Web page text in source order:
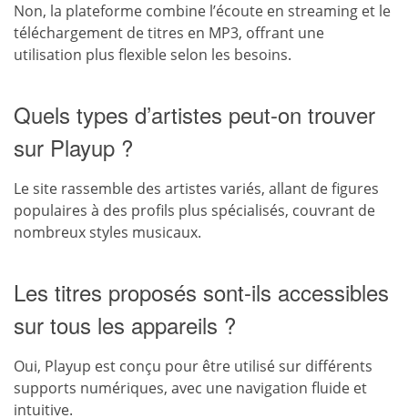
Non, la plateforme combine l’écoute en streaming et le
téléchargement de titres en MP3, offrant une
utilisation plus flexible selon les besoins.
Quels types d’artistes peut-on trouver
sur Playup ?
Le site rassemble des artistes variés, allant de figures
populaires à des profils plus spécialisés, couvrant de
nombreux styles musicaux.
Les titres proposés sont-ils accessibles
sur tous les appareils ?
Oui, Playup est conçu pour être utilisé sur différents
supports numériques, avec une navigation fluide et
intuitive.